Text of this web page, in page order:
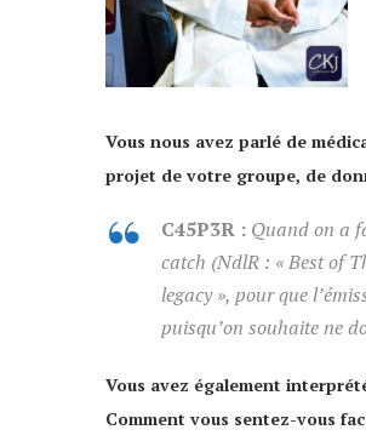
Vous nous avez parlé de
projet de votre groupe, de
C45P3R : Quand on a
catch (NdlR : « Best of
legacy », pour que
puisqu’on souhaite ne
Vous avez également
Comment vous sentez-vous